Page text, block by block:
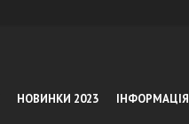
НОВИНКИ 2023 ІНФОРМАЦІЯ